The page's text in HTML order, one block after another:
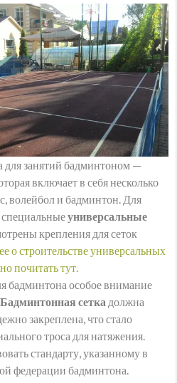
для занятий бадминтоном —
включает в себя несколько
волейбол и бадминтон. Для
специальныеуниверсальные
крепления для сеток
о строительстве универсальных
почитать тут.
бадминтона особое внимание
Бадминтонная сетка должна
закреплена, что стало
троса для натяжения.
стандарту, указанному в
федерации бадминтона.